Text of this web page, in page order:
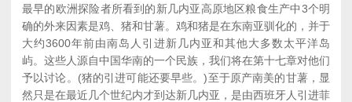
最早的欧洲探险者所看到的新几内亚高原地区粮食生产中3个明
确的外来因素是鸡、猪和甘薯。鸡和猪是在东南亚驯化的，并于
大约3600年前由南岛人引进新几内亚和其他大多数太平洋岛
屿。这些人源自中国华南的一个民族，我们将在第十七章对他们
予以讨论。(猪的引进可能还要早些。)至于原产南美的甘薯，显
然只是在最近几个世纪内才到达新几内亚，是由西班牙人引进菲